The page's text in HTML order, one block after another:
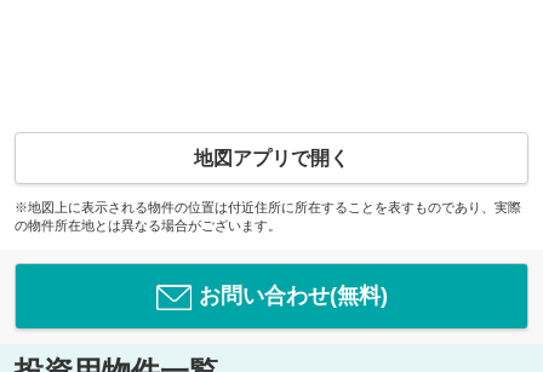
地図アプリで開く
※地図上に表示される物件の位置は付近住所に所在することを表すものであり、実際
の物件所在地とは異なる場合がございます。
お問い合わせ(無料)